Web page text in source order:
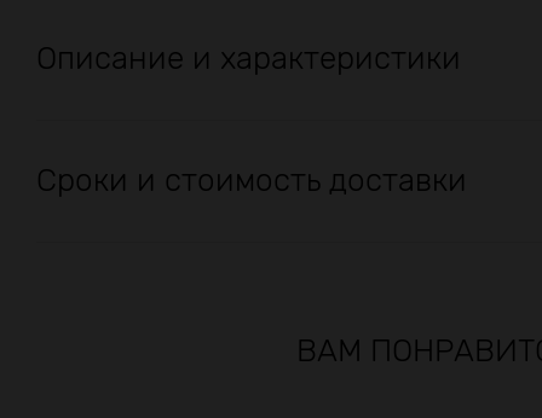
Описание и характеристики
Сроки и стоимость доставки
ВАМ